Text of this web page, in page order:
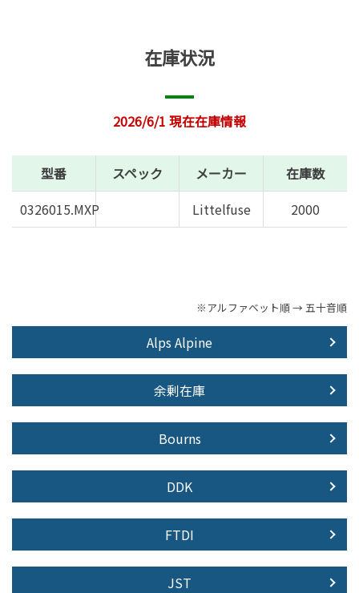
在庫状況
2026/6/1 現在在庫情報
型番 スペック メーカー
在庫数
0326015.MXP
Littelfuse 2000
※アルファベット順 → 五十音順
Alps Alpine
余剰在庫
Bourns
DDK
FTDI
JST